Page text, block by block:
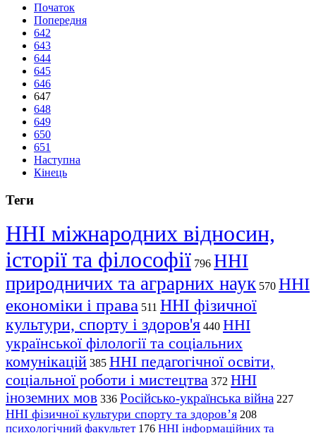
Початок
Попередня
642
643
644
645
646
647
648
649
650
651
Наступна
Кінець
Теги
ННІ міжнародних відносин,
історії та філософії 796 ННІ
природничих та аграрних наук 570 ННІ
економіки і права 511 ННІ фізичної
культури, спорту і здоров'я 440 ННІ
української філології та соціальних
комунікацій 385 ННІ педагогічної освіти,
соціальної роботи і мистецтва 372 ННІ
іноземних мов 336 Російсько-українська війна 227
ННІ фізичної культури спорту та здоров’я 208
психологічний факультет 176 ННІ інформаційних та